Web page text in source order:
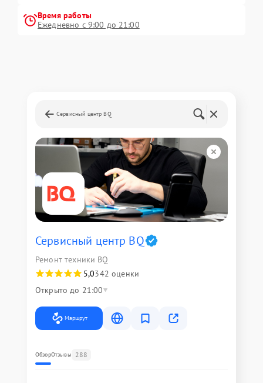
Время работы
Ежедневно с 9:00 до 21:00
Сервисный центр BQ
Сервисный центр BQ
Ремонт техники BQ
5,0342 оценки
Открыто до 21:00
Маршрут
ОбзорОтзывы 288